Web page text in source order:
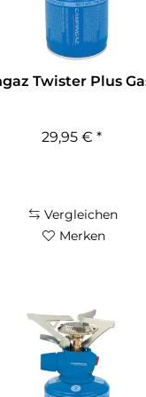
Twister Plus
29,95 € *
Vergleichen
Merken